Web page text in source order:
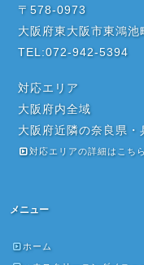
〒578-0973
大阪府東大阪市東鴻
TEL:072-942-5394
対応エリア
大阪府内全域
大阪府近隣の奈良県・
対応エリアの詳細はこちら
メニュー
ホーム